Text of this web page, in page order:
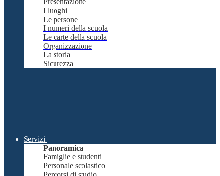
Presentazione
I luoghi
Le persone
I numeri della scuola
Le carte della scuola
Organizzazione
La storia
Sicurezza
Servizi
Panoramica
Famiglie e studenti
Personale scolastico